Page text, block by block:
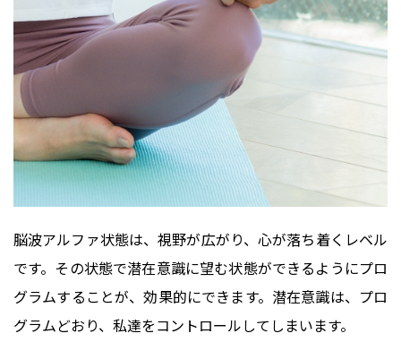
脳波アルファ状態は、視野が広がり、心が落ち着くレベル
です。その状態で潜在意識に望む状態ができるようにプロ
グラムすることが、効果的にできます。潜在意識は、プロ
グラムどおり、私達をコントロールしてしまいます。